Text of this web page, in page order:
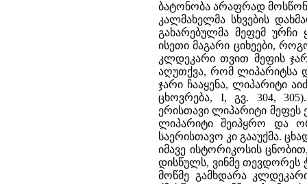
ბატონობა არაფრად
კალმახელმა სხვების
გახარებულმა მეფემ ურჩი
ისეთი მაგარი ციხეები,
კლდეკარი თვით მეფის
აღუთქვა, რომ ლიპარიტსა
ჯარი ჩააყენა, ლიპარიტი
ცხოვრება, I, გვ. 304,
ერისთავი ლიპარიტი მეფეს
ლიპარიტი შეიპყრო და
საერისთავო კი გააუქმა.
იმავე ისტორიკოსის
დისწულს, ვინმე თევდორეს
მოწმე გამხდარა